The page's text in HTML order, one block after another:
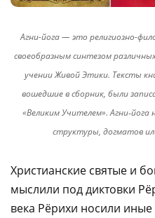
Агни-йога — это религиозно-
своеобразным синтезом
учении Живой Этики. Тексты
вошедшие в сборник, были
«Великим Учителем».
структуры, догматов
Христианские святые и
мыслили под диктовки
века Рёрихи носили